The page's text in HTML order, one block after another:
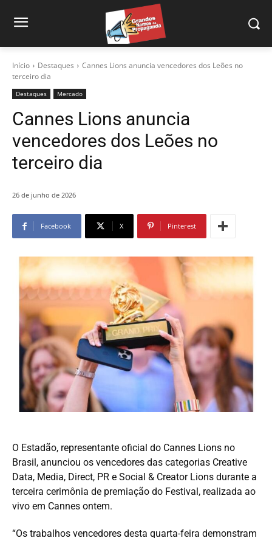
Início Destaques
Cannes Lions anuncia vencedores dos Leões no
terceiro dia
Destaques Mercado
Cannes Lions anuncia
vencedores dos Leões no
terceiro dia
26 de junho de 2026
Facebook X Pinterest
O Estadão, representante oficial do Cannes Lions no
Brasil, anunciou os vencedores das categorias Creative
Data, Media, Direct, PR e Social & Creator Lions durante a
terceira cerimônia de premiação do Festival, realizada ao
vivo em Cannes ontem.
“Os trabalhos vencedores desta quarta-feira demonstram